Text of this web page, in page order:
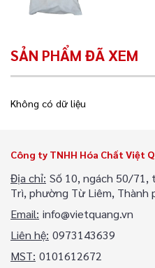
SẢN PHẨM ĐÃ XEM
Không có dữ liệu
Công ty TNHH Hóa Chất Việt
Địa chỉ: Số 10, ngách 50/71,
Trì, phường Từ Liêm, Thành
Email: info@vietquang.vn
Liên hệ: 0973143639
MST: 0101612672